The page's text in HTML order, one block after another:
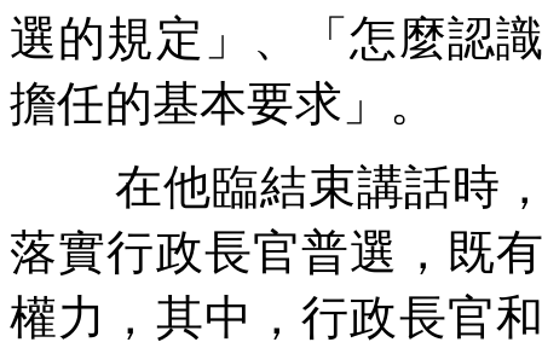
選的規定」、「怎麼認
擔任的基本要求」。
在他臨結束講話時
落實行政長官普選，既
權力，其中，行政長官